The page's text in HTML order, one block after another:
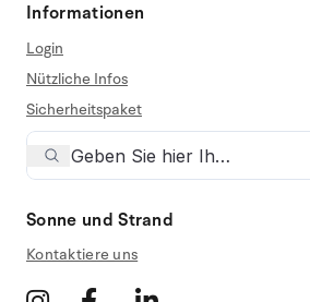
Informationen
Login
Nützliche Infos
Sicherheitspaket
Sonne und Strand
Kontaktiere uns